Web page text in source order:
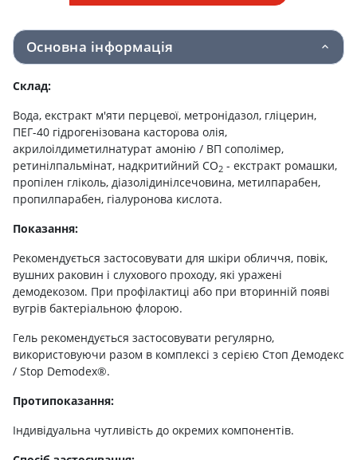
Основна інформація
Склад:
Вода, екстракт м'яти перцевої, метронідазол, гліцерин,
ПЕГ-40 гідрогенізована касторова олія,
акрилоілдиметилнатурат амонію / ВП сополімер,
ретинілпальмінат, надкритийний СО2 - екстракт ромашки,
пропілен гліколь, діазолідинілсечовина, метилпарабен,
пропилпарабен, гіалуронова кислота.
Показання:
Рекомендується застосовувати для шкіри обличчя, повік,
вушних раковин і слухового проходу, які уражені
демодекозом. При профілактиці або при вторинній появі
вугрів бактеріальною флорою.
Гель рекомендується застосовувати регулярно,
використовуючи разом в комплексі з серією Стоп Демодекс
/ Stop Demodex®.
Протипоказання:
Індивідуальна чутливість до окремих компонентів.